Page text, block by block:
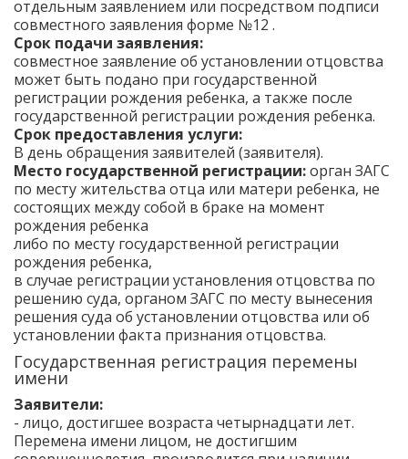
отдельным заявлением или посредством подписи
совместного заявления форме №12 .
Срок подачи заявления:
совместное заявление об установлении отцовства
может быть подано при государственной
регистрации рождения ребенка, а также после
государственной регистрации рождения ребенка.
Срок предоставления услуги:
В день обращения заявителей (заявителя).
Место государственной регистрации:орган ЗАГС
по месту жительства отца или матери ребенка, не
состоящих между собой в браке на момент
рождения ребенка
либо по месту государственной регистрации
рождения ребенка,
в случае регистрации установления отцовства по
решению суда, органом ЗАГС по месту вынесения
решения суда об установлении отцовства или об
установлении факта признания отцовства.
Государственная регистрация перемены
имени
Заявители:
- лицо, достигшее возраста четырнадцати лет.
Перемена имени лицом, не достигшим